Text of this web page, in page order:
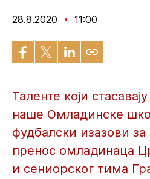
28.8.2020 11:00
Таленте који
наше Омладинске
фудбалски изазови
пренос омладинаца
и сениорског тима